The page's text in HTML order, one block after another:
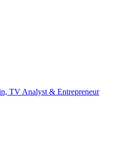
TV Analyst & Entrepreneur